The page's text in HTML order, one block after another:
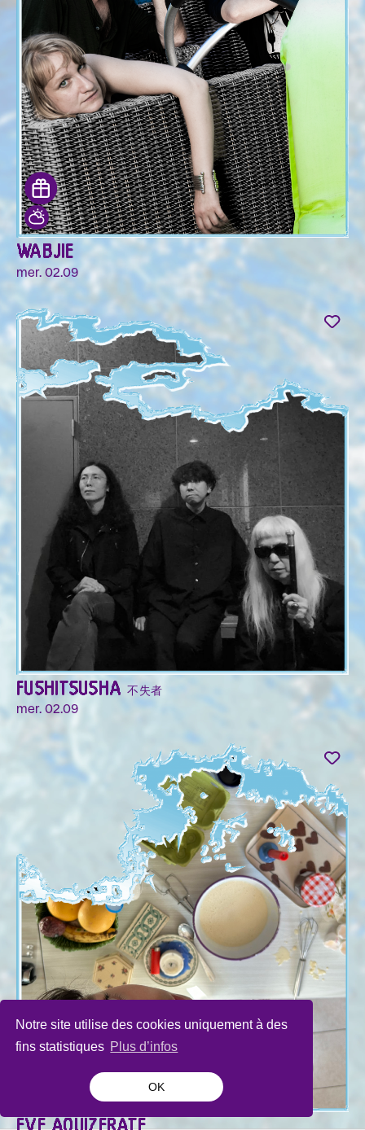
Notre site utilise des cookies uniquement à des
fins statistiques Plus d’infos
OK
WABJIE
mer. 02.09
FUSHITSUSHA 不失者
mer. 02.09
EVE AOUIZERATE